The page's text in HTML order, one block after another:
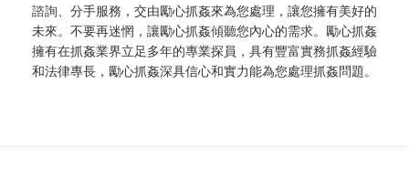
諮詢、分手服務，交由勵心抓姦來為您處理，讓您擁有美好的
未來。不要再迷惘，讓勵心抓姦傾聽您內心的需求。勵心抓姦
擁有在抓姦業界立足多年的專業探員，具有豐富實務抓姦經驗
和法律專長，勵心抓姦深具信心和實力能為您處理抓姦問題。